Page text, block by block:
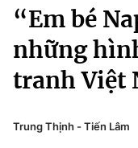
Chuyên mục
Chính trị
Xã hội
Pháp luật
Kinh tế
Thể thao
Truyền hình
Văn hóa - Giải
Công nghệ
“Em bé
những
tranh Việt
Trung Thịnh - Tiến Lâm